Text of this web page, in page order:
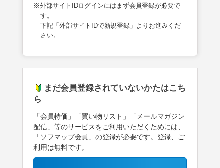
※外部サイトIDログインにはまず会員登録が必要で
す。
下記「外部サイトIDで新規登録」よりお進みくだ
さい。
まだ会員登録されていないかたはこち
ら
「会員特価」「買い物リスト」「メールマガジン
配信」等のサービスをご利用いただくためには、
「ソフマップ会員」の登録が必要です。登録、ご
利用は無料です。